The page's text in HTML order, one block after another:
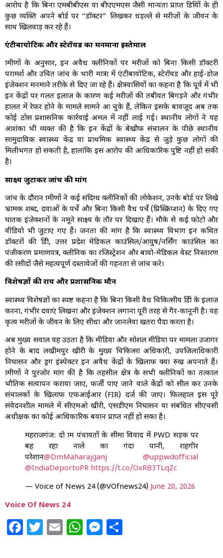
आरोप है कि बिना एमबीबीएस या बीएएमएस जैसी मान्यता प्राप्त डिग्रियों के ही
कुछ व्यक्ति अपने बोर्ड पर “डॉक्टर” लिखकर धड़ल्ले से मरीजों के जीवन के
साथ खिलवाड़ कर रहे हैं।
एंटीबायोटिक और स्टेरॉयड का मनमाना इस्तेमाल
ग्रामीणों के अनुसार, इन अवैध क्लीनिकों पर मरीजों को बिना किसी डॉक्टरी
परामर्श और उचित जांच के भारी मात्रा में एंटीबायोटिक, स्टेरॉयड और हाई-डोज
इंजेक्शन मनमाने तरीके से दिए जा रहे हैं। क्षेत्रवासियों का कहना है कि पूर्व में भी
इन केंद्रों पर गलत इलाज के कारण कई मरीजों की तबीयत बिगड़ने और गंभीर
हालत में रेफर होने के मामले सामने आ चुके हैं, लेकिन इसके बावजूद अब तक
कोई ठोस प्रशासनिक कार्रवाई अमल में नहीं लाई गई। स्थानीय लोगों ने यह
आशंका भी व्यक्त की है कि इन केंद्रों के बेखौफ संचालन के पीछे स्थानीय
सामुदायिक स्वास्थ्य केंद्र या प्राथमिक स्वास्थ्य केंद्र से जुड़े कुछ लोगों की
मिलीभगत हो सकती है, हालांकि इस आरोप की आधिकारिक पुष्टि नहीं हो सकी
है।
साक्ष्य जुटाकर जांच की मांग
जांच के दौरान ग्रामीणों ने कई संदिग्ध क्लीनिकों की लोकेशन, उनके बोर्ड पर लिखे
भ्रामक शब्द, दवाओं के पर्चे और बिना किसी वैध पर्चे (प्रिस्क्रिप्शन) के दिए गए
घातक इंजेक्शनों के नमूने साक्ष्य के तौर पर दिखाए हैं। मौके से कई फोटो और
वीडियो भी जुटाए गए हैं। जनता की मांग है कि स्वास्थ्य विभाग इन कथित
डॉक्टरों की डिग्री, उत्तर प्रदेश मेडिकल काउंसिल/आयुष/नर्सिंग काउंसिल का
पंजीकरण प्रमाणपत्र, क्लीनिक का रजिस्ट्रेशन और बायो-मेडिकल वेस्ट निस्तारण
की रसीदों जैसे महत्वपूर्ण दस्तावेजों की गहनता से जांच करे।
विशेषज्ञों की राय और प्रशासनिक मौन
स्वास्थ्य विशेषज्ञों का स्पष्ट कहना है कि बिना किसी वैध चिकित्सीय डिग्री के इलाज
करना, गंभीर दवाएं लिखना और इंजेक्शन लगाना पूरी तरह से गैर-कानूनी है। यह
कृत्य मरीजों के जीवन के लिए सीधा और जानलेवा खतरा पैदा करता है।
अब मुख्य सवाल यह उठता है कि मीडिया और सोशल मीडिया पर मामला उजागर
होने के बाद लखीमपुर खीरी के मुख्य चिकित्सा अधिकारी, उपजिलाधिकारी
निघासन और ड्रग इंस्पेक्टर इन अवैध केंद्रों के खिलाफ क्या रुख अपनाते हैं।
ग्रामीणों ने पुरजोर मांग की है कि तहसील क्षेत्र के सभी क्लीनिकों का तत्काल
भौतिक सत्यापन कराया जाए, फर्जी पाए जाने वाले केंद्रों को सील कर उनके
संचालकों के खिलाफ एफआईआर (FIR) दर्ज की जाए। फिलहाल इस पूरे
संवेदनशील मामले में सीएमओ खीरी, एसडीएम निघासन या संबंधित सीएचसी
अधीक्षक का कोई आधिकारिक बयान प्राप्त नहीं हो सका है।
महराजगंज: दो ग्राम पंचायतों के सीमा विवाद में PWD सड़क पर
बह रहा नाले का गंदा पानी, राहगीर
परेशान@DmMaharajganj
@uppwdofficial
@IndiaDeportoPR https://t.co/OxRB3TLqZc
— Voice of News 24 (@VOfnews24) June 20, 2026
Voice Of News 24
Facebook
Twitter
EmailWhatsApp
Messenger